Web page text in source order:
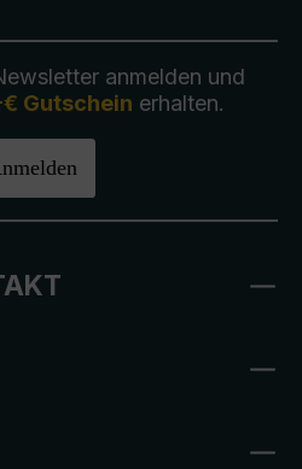
anmelden und
Gutschein erhalten.